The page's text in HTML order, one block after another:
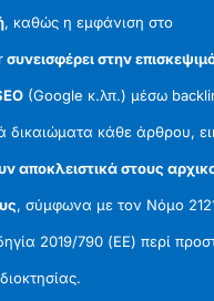
, καθώς η εμφάνιση στο
συνεισφέρει στην
(Google κ.λπ.) μέσω
δικαιώματα κάθε άρθρου,
αποκλειστικά στους
, σύμφωνα με τον Νόμο
2019/790 (ΕΕ) περί